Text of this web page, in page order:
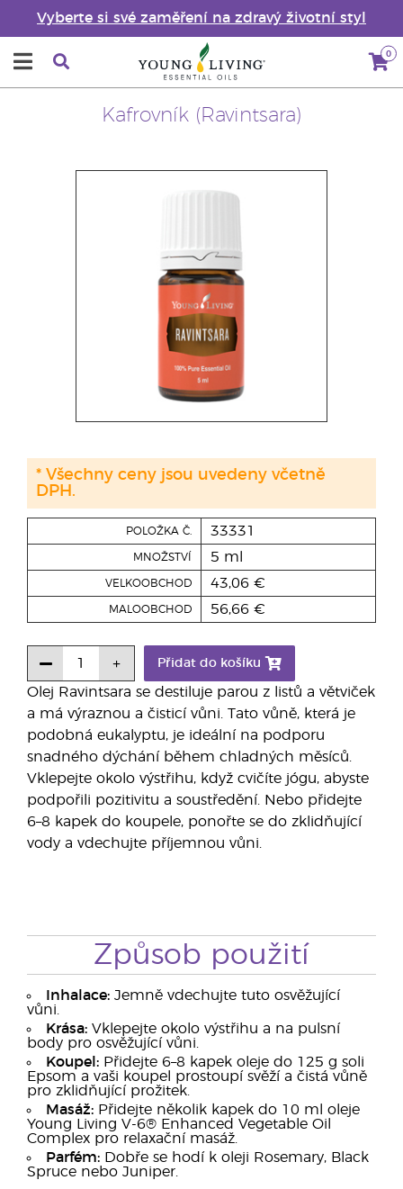
Vyberte si své zaměření na zdravý životní styl
0
Kafrovník (Ravintsara)
Olej Ravintsara se destiluje parou z listů a větviček
a má výraznou a čisticí vůni. Tato vůně, která je
podobná eukalyptu, je ideální na podporu
snadného dýchání během chladných měsíců.
Vklepejte okolo výstřihu, když cvičíte jógu, abyste
podpořili pozitivitu a soustředění. Nebo přidejte
6–8 kapek do koupele, ponořte se do zklidňující
vody a vdechujte příjemnou vůni.
POLOŽKA Č. 33331
MNOŽSTVÍ 5 ml
VELKOOBCHOD 43,06 €
MALOOBCHOD 56,66 €
Přidat do košíku
* Všechny ceny jsou uvedeny včetně
DPH.
Způsob použití
Inhalace: Jemně vdechujte tuto osvěžující
vůni.
Krása: Vklepejte okolo výstřihu a na pulsní
body pro osvěžující vůni.
Koupel: Přidejte 6–8 kapek oleje do 125 g soli
Epsom a vaši koupel prostoupí svěží a čistá vůně
pro zklidňující prožitek.
Masáž: Přidejte několik kapek do 10 ml oleje
Young Living V-6® Enhanced Vegetable Oil
Complex pro relaxační masáž.
Parfém: Dobře se hodí k oleji Rosemary, Black
Spruce nebo Juniper.